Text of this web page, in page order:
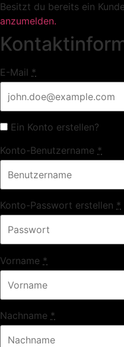
Besitzt du bereits ein
anzumelden.
E-Mail *
Ein Konto erstellen?
Konto-Benutzername *
Konto-Passwort erstellen *
Vorname *
Nachname *